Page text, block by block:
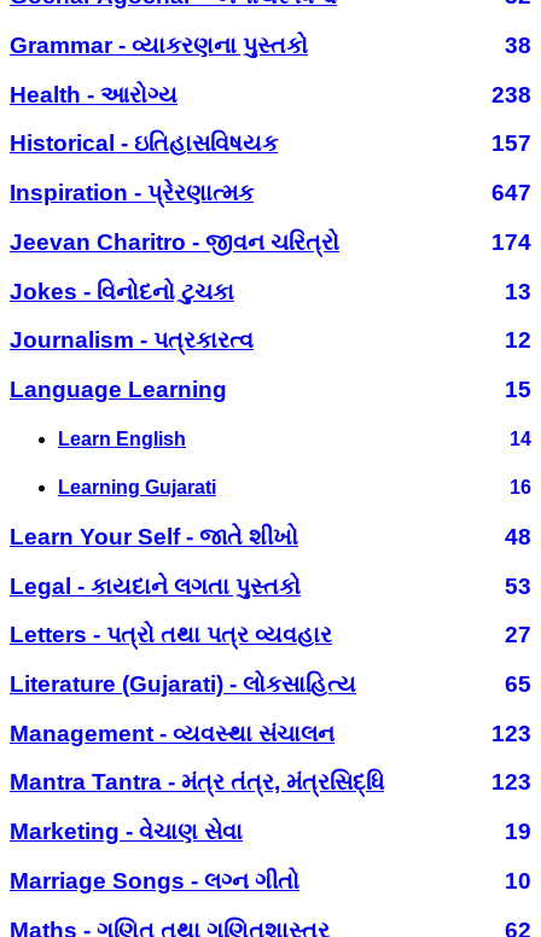
Grammar - વ્યાકરણના પુસ્તકો
38
Health - આરોગ્ય
238
Historical - ઇતિહાસવિષયક
157
Inspiration - પ્રેરણાત્મક
647
Jeevan Charitro - જીવન ચરિત્રો
174
Jokes - વિનોદનો ટુચકા
13
Journalism - પત્રકારત્વ
12
Language Learning
15
Learn English 14
Learning Gujarati 16
Learn Your Self - જાતે શીખો
48
Legal - કાયદાને લગતા પુસ્તકો
53
Letters - પત્રો તથા પત્ર વ્યવહાર
27
Literature (Gujarati) - લોકસાહિત્ય
65
Management - વ્યવસ્થા સંચાલન
123
Mantra Tantra - મંત્ર તંત્ર, મંત્રસિદ્ધિ
123
Marketing - વેચાણ સેવા
19
Marriage Songs - લગ્ન ગીતો
10
Maths - ગણિત તથા ગણિતશાસ્ત્ર
62